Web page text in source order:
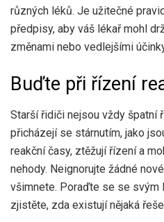
různých léků. Je užitečné
předpisy, aby váš lékař mohl
změnami nebo vedlejšími
Buďte při řízení
Starší řidiči nejsou vždy špatní
přicházejí se stárnutím, jako
reakční časy, ztěžují řízení a
nehody. Neignorujte žádné
všimnete. Poraďte se se svým
zjistěte, zda existují nějaká